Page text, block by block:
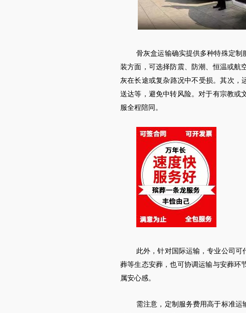
骨灰盒运输确实提供多种特殊定
装方面，可选择防震、防潮、恒温或航
灰在长途或复杂路况中不受损。其次，
送达等，避免中转风险。对于有宗教或
服全程陪同。
此外，针对国际运输，专业公司
葬等生态安葬，也可协调运输与安葬环
属安心感。
需注意，定制服务费用高于标准